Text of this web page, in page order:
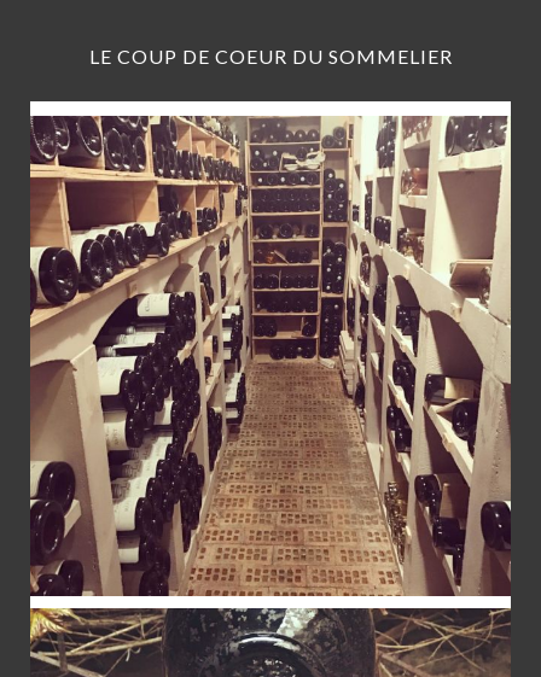
LE COUP DE COEUR DU SOMMELIER